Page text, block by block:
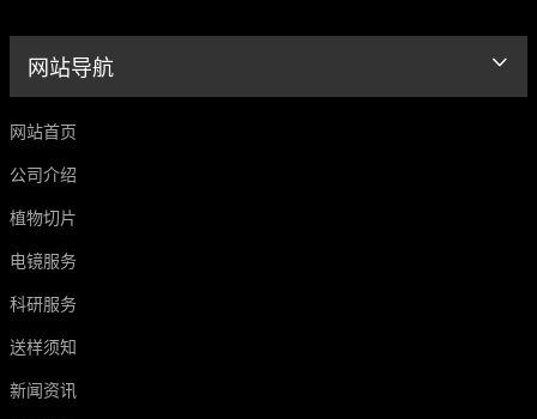
网站导航
网站首页
公司介绍
植物切片
电镜服务
科研服务
送样须知
新闻资讯